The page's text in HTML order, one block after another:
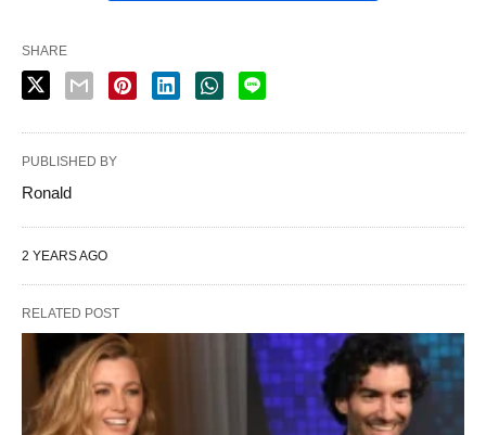
SHARE
PUBLISHED BY
Ronald
2 YEARS AGO
RELATED POST